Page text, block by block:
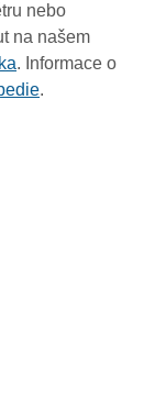
nebo
na našem
. Informace o
.